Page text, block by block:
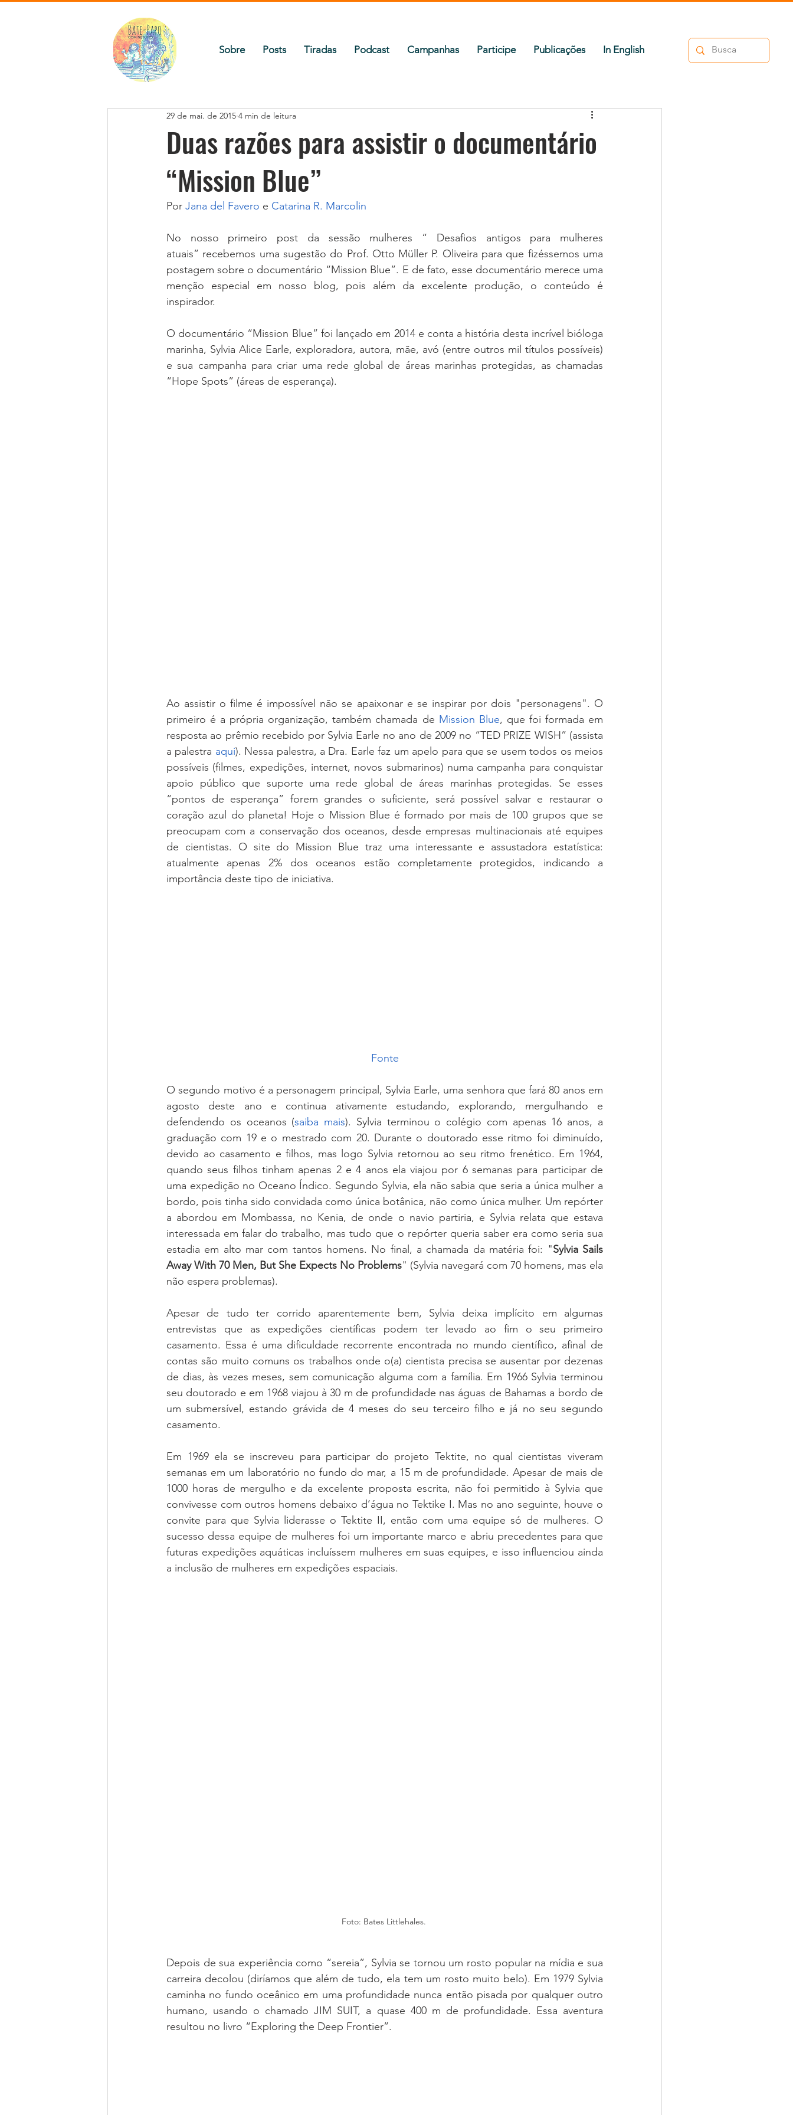
Sobre Posts Tiradas Podcast Campanhas Participe Publicações In English
Duas razões para assistir o documentário
“Mission Blue”
29 de mai. de 2015 4 min de leitura
Por Jana del Favero e Catarina R. Marcolin
No nosso primeiro post da sessão mulheres “ Desafios antigos para mulheres
atuais” recebemos uma sugestão do Prof. Otto Müller P. Oliveira para que fizéssemos uma
postagem sobre o documentário “Mission Blue”. E de fato, esse documentário merece uma
menção especial em nosso blog, pois além da excelente produção, o conteúdo é
inspirador.
O documentário “Mission Blue” foi lançado em 2014 e conta a história desta incrível bióloga
marinha, Sylvia Alice Earle, exploradora, autora, mãe, avó (entre outros mil títulos possíveis)
e sua campanha para criar uma rede global de áreas marinhas protegidas, as chamadas
“Hope Spots” (áreas de esperança).
Ao assistir o filme é impossível não se apaixonar e se inspirar por dois "personagens". O
primeiro é a própria organização, também chamada de Mission Blue, que foi formada em
resposta ao prêmio recebido por Sylvia Earle no ano de 2009 no “TED PRIZE WISH” (assista
a palestra aqui). Nessa palestra, a Dra. Earle faz um apelo para que se usem todos os meios
possíveis (filmes, expedições, internet, novos submarinos) numa campanha para conquistar
apoio público que suporte uma rede global de áreas marinhas protegidas. Se esses
“pontos de esperança” forem grandes o suficiente, será possível salvar e restaurar o
coração azul do planeta! Hoje o Mission Blue é formado por mais de 100 grupos que se
preocupam com a conservação dos oceanos, desde empresas multinacionais até equipes
de cientistas. O site do Mission Blue traz uma interessante e assustadora estatística:
atualmente apenas 2% dos oceanos estão completamente protegidos, indicando a
importância deste tipo de iniciativa.
Fonte
O segundo motivo é a personagem principal, Sylvia Earle, uma senhora que fará 80 anos em
agosto deste ano e continua ativamente estudando, explorando, mergulhando e
defendendo os oceanos (saiba mais). Sylvia terminou o colégio com apenas 16 anos, a
graduação com 19 e o mestrado com 20. Durante o doutorado esse ritmo foi diminuído,
devido ao casamento e filhos, mas logo Sylvia retornou ao seu ritmo frenético. Em 1964,
quando seus filhos tinham apenas 2 e 4 anos ela viajou por 6 semanas para participar de
uma expedição no Oceano Índico. Segundo Sylvia, ela não sabia que seria a única mulher a
bordo, pois tinha sido convidada como única botânica, não como única mulher. Um repórter
a abordou em Mombassa, no Kenia, de onde o navio partiria, e Sylvia relata que estava
interessada em falar do trabalho, mas tudo que o repórter queria saber era como seria sua
estadia em alto mar com tantos homens. No final, a chamada da matéria foi: "Sylvia Sails
Away With 70 Men, But She Expects No Problems" (Sylvia navegará com 70 homens, mas ela
não espera problemas).
Apesar de tudo ter corrido aparentemente bem, Sylvia deixa implícito em algumas
entrevistas que as expedições científicas podem ter levado ao fim o seu primeiro
casamento. Essa é uma dificuldade recorrente encontrada no mundo científico, afinal de
contas são muito comuns os trabalhos onde o(a) cientista precisa se ausentar por dezenas
de dias, às vezes meses, sem comunicação alguma com a família. Em 1966 Sylvia terminou
seu doutorado e em 1968 viajou à 30 m de profundidade nas águas de Bahamas a bordo de
um submersível, estando grávida de 4 meses do seu terceiro filho e já no seu segundo
casamento.
Em 1969 ela se inscreveu para participar do projeto Tektite, no qual cientistas viveram
semanas em um laboratório no fundo do mar, a 15 m de profundidade. Apesar de mais de
1000 horas de mergulho e da excelente proposta escrita, não foi permitido à Sylvia que
convivesse com outros homens debaixo d’água no Tektike I. Mas no ano seguinte, houve o
convite para que Sylvia liderasse o Tektite II, então com uma equipe só de mulheres. O
sucesso dessa equipe de mulheres foi um importante marco e abriu precedentes para que
futuras expedições aquáticas incluíssem mulheres em suas equipes, e isso influenciou ainda
a inclusão de mulheres em expedições espaciais.
Foto: Bates Littlehales.
Depois de sua experiência como “sereia”, Sylvia se tornou um rosto popular na mídia e sua
carreira decolou (diríamos que além de tudo, ela tem um rosto muito belo). Em 1979 Sylvia
caminha no fundo oceânico em uma profundidade nunca então pisada por qualquer outro
humano, usando o chamado JIM SUIT, a quase 400 m de profundidade. Essa aventura
resultou no livro “Exploring the Deep Frontier”.